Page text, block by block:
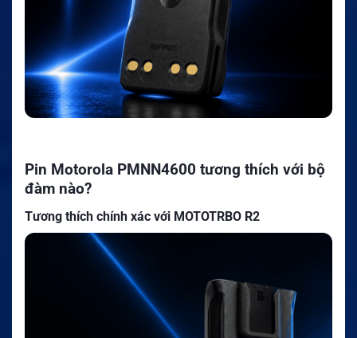
Pin Motorola PMNN4600 tương thích với bộ
đàm nào?
Tương thích chính xác với MOTOTRBO R2